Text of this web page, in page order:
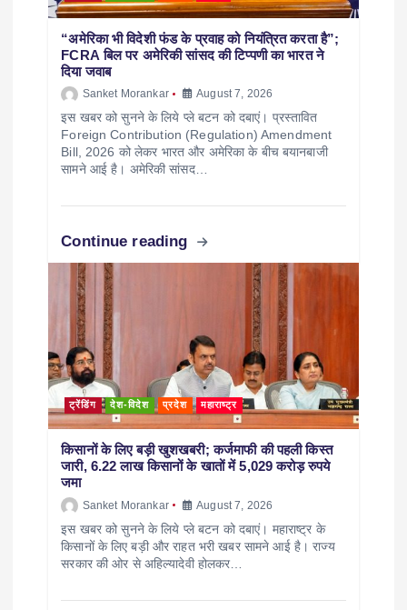
“अमेरिका भी विदेशी फंड के प्रवाह को नियंत्रित करता है”;
FCRA बिल पर अमेरिकी सांसद की टिप्पणी का भारत ने
दिया जवाब
Sanket Morankar August 7, 2026
इस खबर को सुनने के लिये प्ले बटन को दबाएं। प्रस्तावित
Foreign Contribution (Regulation) Amendment
Bill, 2026 को लेकर भारत और अमेरिका के बीच बयानबाजी
सामने आई है। अमेरिकी सांसद…
Continue reading
ट्रेंडिंग देश-विदेश प्रदेश महाराष्ट्र
किसानों के लिए बड़ी खुशखबरी; कर्जमाफी की पहली किस्त
जारी, 6.22 लाख किसानों के खातों में 5,029 करोड़ रुपये
जमा
Sanket Morankar August 7, 2026
इस खबर को सुनने के लिये प्ले बटन को दबाएं। महाराष्ट्र के
किसानों के लिए बड़ी और राहत भरी खबर सामने आई है। राज्य
सरकार की ओर से अहिल्यादेवी होलकर…